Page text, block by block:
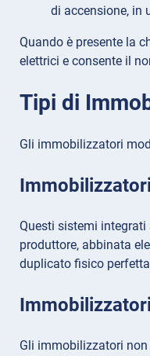
di accensione, in
Quando è presente la
elettrici e consente il
Tipi di
Gli immobilizzatori
Questi sistemi integrati
produttore, abbinata
duplicato fisico
Gli immobilizzatori